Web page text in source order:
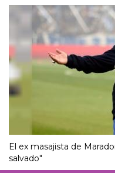
El ex masajista de
salvado"